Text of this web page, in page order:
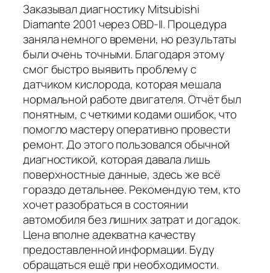
Заказывал диагностику Mitsubishi
Diamante 2001 через OBD-II. Процедура
заняла немного времени, но результаты
были очень точными. Благодаря этому
смог быстро выявить проблему с
датчиком кислорода, которая мешала
нормальной работе двигателя. Отчёт был
понятным, с четкими кодами ошибок, что
помогло мастеру оперативно провести
ремонт. До этого пользовался обычной
диагностикой, которая давала лишь
поверхностные данные, здесь же всё
гораздо детальнее. Рекомендую тем, кто
хочет разобраться в состоянии
автомобиля без лишних затрат и догадок.
Цена вполне адекватна качеству
предоставленной информации. Буду
обращаться ещё при необходимости.